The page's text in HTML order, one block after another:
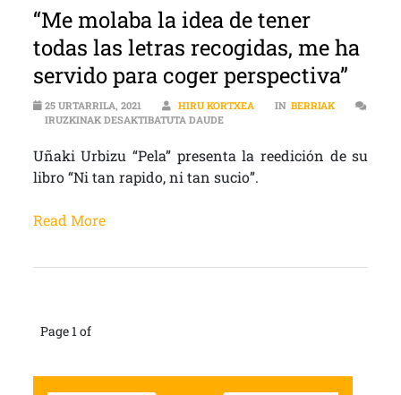
“Me molaba la idea de tener
todas las letras recogidas, me ha
servido para coger perspectiva”
25 URTARRILA, 2021 HIRU KORTXEA IN BERRIAK
IRUZKINAK DESAKTIBATUTA DAUDE“ME MOLABA LA IDEA DE TENER
Uñaki Urbizu “Pela” presenta la reedición de su
libro “Ni tan rapido, ni tan sucio”.
Read More
Page 1 of